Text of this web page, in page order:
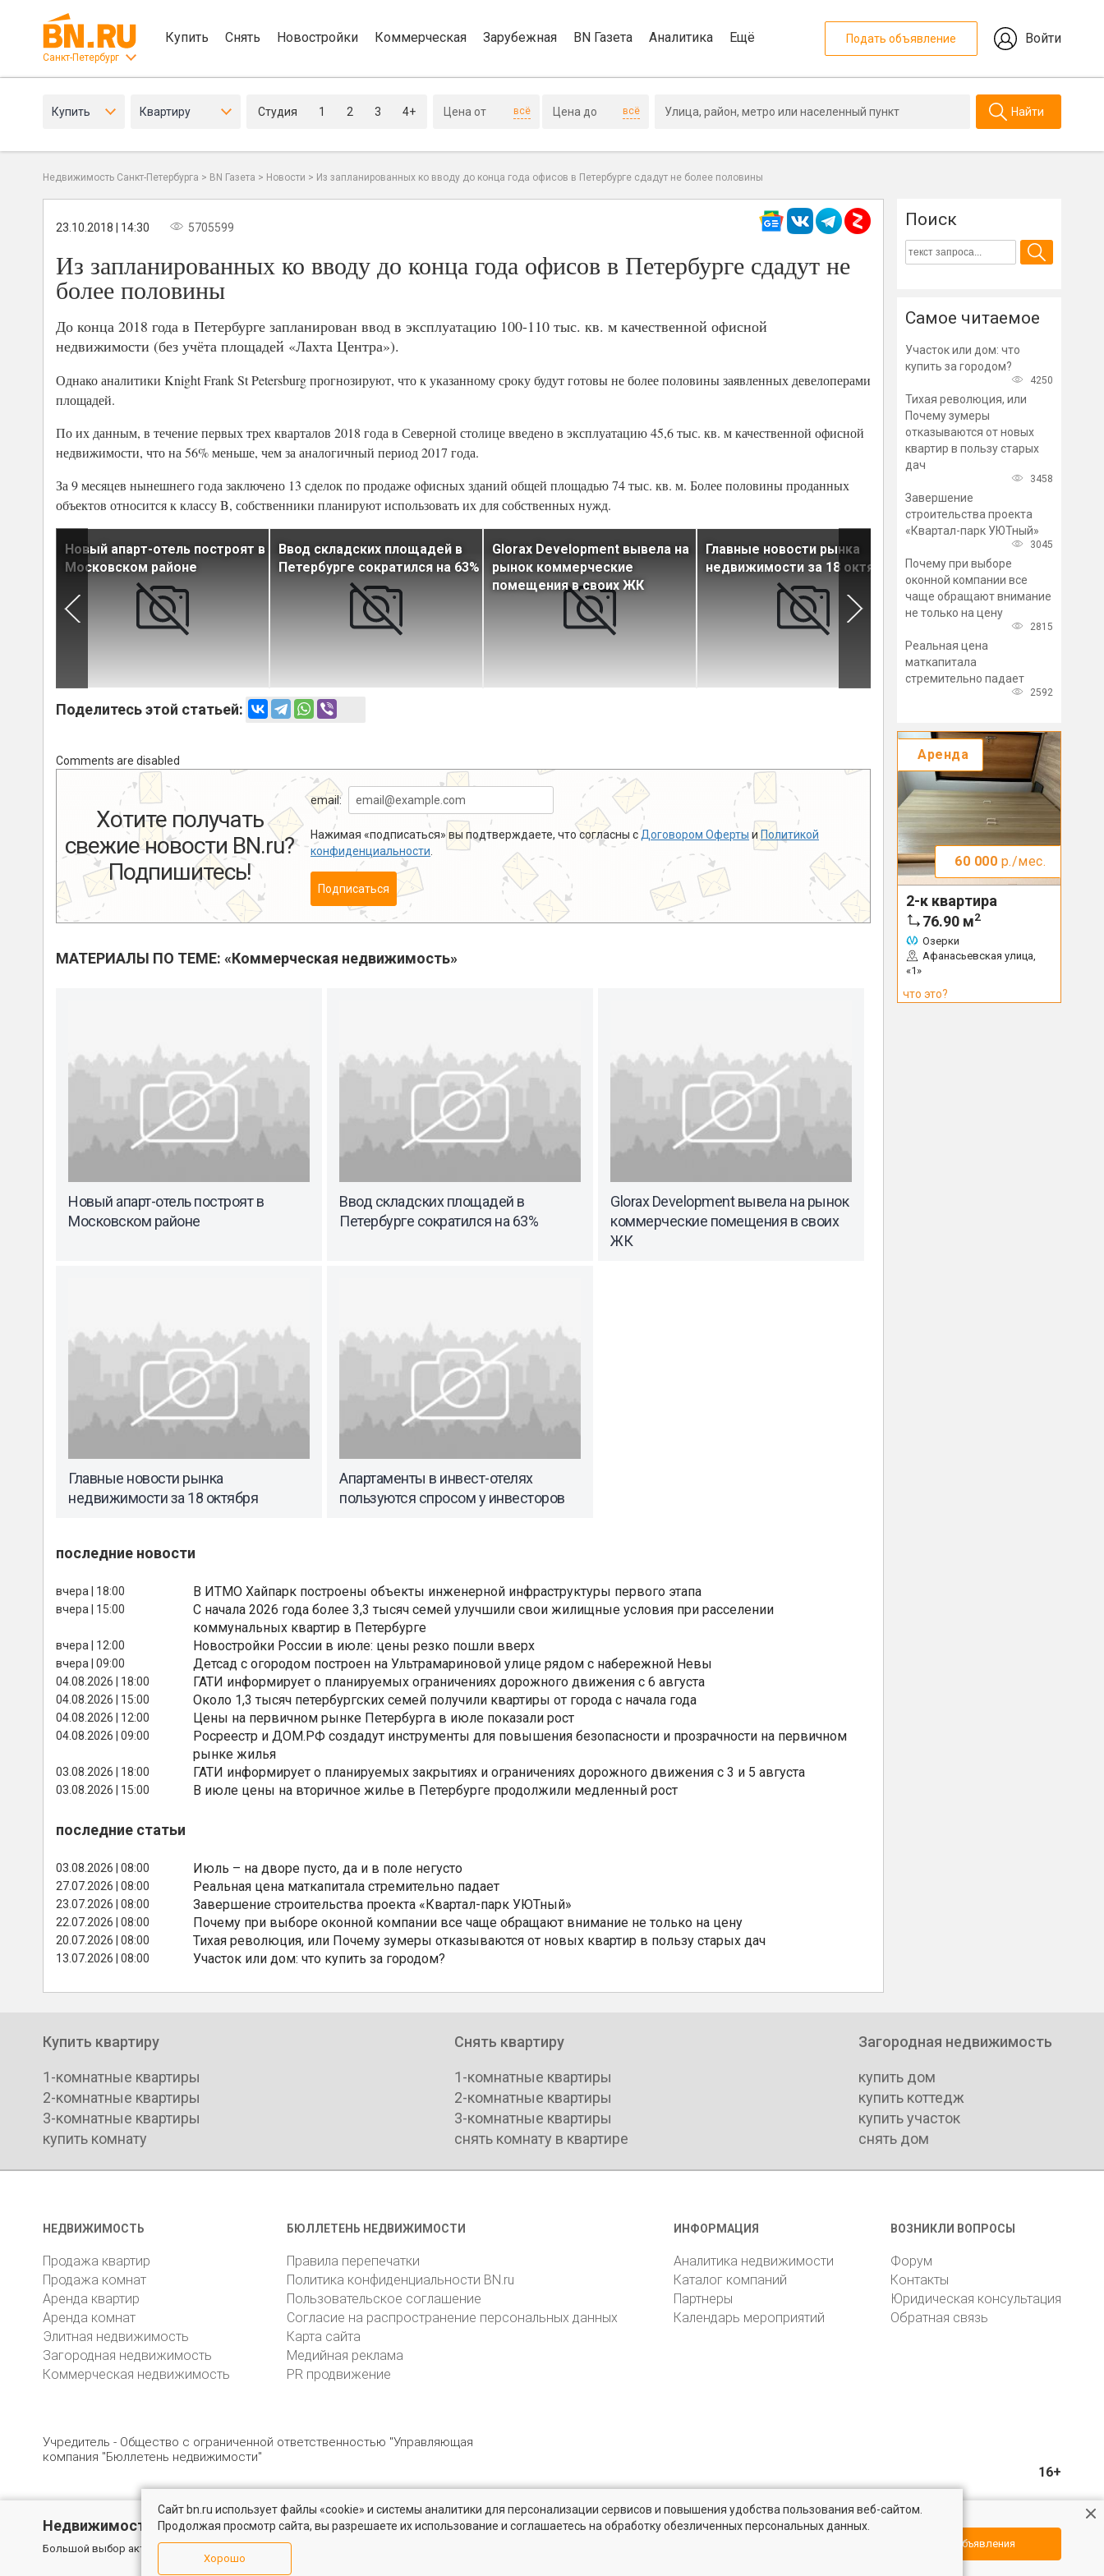
Санкт-Петербург
Купить Снять Новостройки Коммерческая Зарубежная BN Газета Аналитика Ещё Подать объявление Войти
Купить Квартиру Студия 1 2 3 4+ всё всё Найти
Недвижимость Санкт-Петербурга > BN Газета > Новости > Из запланированных ко вводу до конца года офисов в Петербурге сдадут не более половины
23.10.2018 | 14:30 5705599
Из запланированных ко вводу до конца года офисов в Петербурге сдадут не
более половины
До конца 2018 года в Петербурге запланирован ввод в эксплуатацию 100-110 тыс. кв. м качественной офисной
недвижимости (без учёта площадей «Лахта Центра»).
Однако аналитики Knight Frank St Petersburg прогнозируют, что к указанному сроку будут готовы не более половины заявленных девелоперами
площадей.
По их данным, в течение первых трех кварталов 2018 года в Северной столице введено в эксплуатацию 45,6 тыс. кв. м качественной офисной
недвижимости, что на 56% меньше, чем за аналогичный период 2017 года.
За 9 месяцев нынешнего года заключено 13 сделок по продаже офисных зданий общей площадью 74 тыс. кв. м. Более половины проданных
объектов относится к классу B, собственники планируют использовать их для собственных нужд.
Новый апарт-отель построят в
Московском районе
Ввод складских площадей в
Петербурге сократился на 63%
Glorax Development вывела на
рынок коммерческие
помещения в своих ЖК
Главные новости рынка
недвижимости за 18 октября
Апартаменты в инвест-
пользуются спросом у
инвесторов
Недвижимость для бизнеса
Большой выбор актуальных объектов по выгодным ценам в Санкт-Петербурге и области Посмотреть объявления
Поделитесь этой статьей:
Comments are disabled
Хотите получать
свежие новости BN.ru?
Подпишитесь!
email:
Нажимая «подписаться» вы подтверждаете, что согласны с Договором Оферты и Политикой
конфиденциальности
Подписаться
МАТЕРИАЛЫ ПО ТЕМЕ: «Коммерческая недвижимость»
Новый апарт-отель построят в
Московском районе
Ввод складских площадей в
Петербурге сократился на 63%
Glorax Development вывела на рынок
коммерческие помещения в своих
ЖК
Главные новости рынка
недвижимости за 18 октября
Апартаменты в инвест-отелях
пользуются спросом у инвесторов
последние новости
вчера | 18:00 В ИТМО Хайпарк построены объекты инженерной инфраструктуры первого этапа
вчера | 15:00
С начала 2026 года более 3,3 тысяч семей улучшили свои жилищные условия при расселении
коммунальных квартир в Петербурге
вчера | 12:00 Новостройки России в июле: цены резко пошли вверх
вчера | 09:00 Детсад с огородом построен на Ультрамариновой улице рядом с набережной Невы
04.08.2026 | 18:00 ГАТИ информирует о планируемых ограничениях дорожного движения с 6 августа
04.08.2026 | 15:00 Около 1,3 тысяч петербургских семей получили квартиры от города с начала года
04.08.2026 | 12:00 Цены на первичном рынке Петербурга в июле показали рост
04.08.2026 | 09:00
Росреестр и ДОМ.РФ создадут инструменты для повышения безопасности и прозрачности на первичном
рынке жилья
03.08.2026 | 18:00 ГАТИ информирует о планируемых закрытиях и ограничениях дорожного движения с 3 и 5 августа
03.08.2026 | 15:00 В июле цены на вторичное жилье в Петербурге продолжили медленный рост
последние статьи
03.08.2026 | 08:00 Июль – на дворе пусто, да и в поле негусто
27.07.2026 | 08:00 Реальная цена маткапитала стремительно падает
23.07.2026 | 08:00 Завершение строительства проекта «Квартал-парк УЮТный»
22.07.2026 | 08:00 Почему при выборе оконной компании все чаще обращают внимание не только на цену
20.07.2026 | 08:00 Тихая революция, или Почему зумеры отказываются от новых квартир в пользу старых дач
13.07.2026 | 08:00 Участок или дом: что купить за городом?
Поиск
Самое читаемое
Участок или дом: что
купить за городом?
4250
Тихая революция, или
Почему зумеры
отказываются от новых
квартир в пользу старых
дач
3458
Завершение
строительства проекта
«Квартал-парк УЮТный»
3045
Почему при выборе
оконной компании все
чаще обращают внимание
не только на цену
2815
Реальная цена
маткапитала
стремительно падает
2592
Аренда
60 000 р./мес.
2-к квартира
76.90 м2
Озерки
Афанасьевская улица,
«1»
что это?
Купить квартиру
1-комнатные квартиры
2-комнатные квартиры
3-комнатные квартиры
купить комнату
Снять квартиру
1-комнатные квартиры
2-комнатные квартиры
3-комнатные квартиры
снять комнату в квартире
Загородная недвижимость
купить дом
купить коттедж
купить участок
снять дом
НЕДВИЖИМОСТЬ
Продажа квартир
Продажа комнат
Аренда квартир
Аренда комнат
Элитная недвижимость
Загородная недвижимость
Коммерческая недвижимость
БЮЛЛЕТЕНЬ НЕДВИЖИМОСТИ
Правила перепечатки
Политика конфиденциальности BN.ru
Пользовательское соглашение
Согласие на распространение персональных данных
Карта сайта
Медийная реклама
PR продвижение
ИНФОРМАЦИЯ
Аналитика недвижимости
Каталог компаний
Партнеры
Календарь мероприятий
ВОЗНИКЛИ ВОПРОСЫ
Форум
Контакты
Юридическая консультация
Обратная связь
Учредитель - Общество с ограниченной ответственностью "Управляющая
компания "Бюллетень недвижимости"
16+
© 2005 – 2026, ООО «УК «БН» 8 (812) 331-93-56 196105, Санкт-Петербург, пр. Юрия Гагарина, 1 reklama@bn.ru
Сайт bn.ru использует файлы «cookie» и системы аналитики для персонализации сервисов и повышения удобства пользования веб-сайтом.
Продолжая просмотр сайта, вы разрешаете их использование и соглашаетесь на обработку обезличенных персональных данных.
Хорошо